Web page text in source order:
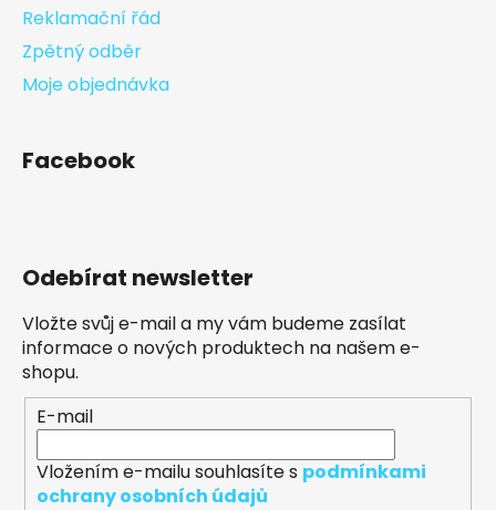
Reklamační řád
Zpětný odběr
Moje objednávka
Facebook
Odebírat newsletter
Vložte svůj e-mail a my vám budeme zasílat
informace o nových produktech na našem e-
shopu.
E-mail
Vložením e-mailu souhlasíte s podmínkami
ochrany osobních údajů